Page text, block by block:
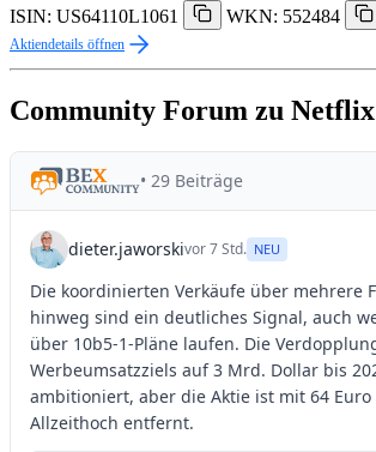
ISIN: US64110L1061
WKN: 552484
Aktiendetails öffnen
Community Forum zu Netflix